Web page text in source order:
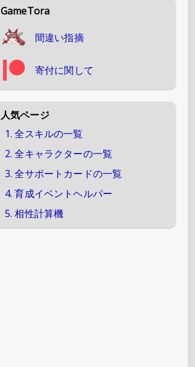
GameTora
間違い指摘
寄付に関して
人気ページ
1. 全スキルの一覧
2. 全キャラクターの一覧
3. 全サポートカードの一覧
4. 育成イベントヘルパー
5. 相性計算機